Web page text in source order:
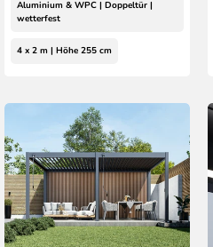
Aluminium & WPC | Doppeltür |
wetterfest
4 x 2 m | Höhe 255 cm